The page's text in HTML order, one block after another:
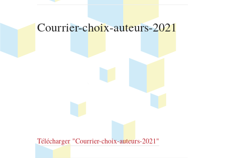
Courrier-choix-auteurs-2021
Télécharger "Courrier-choix-auteurs-2021"